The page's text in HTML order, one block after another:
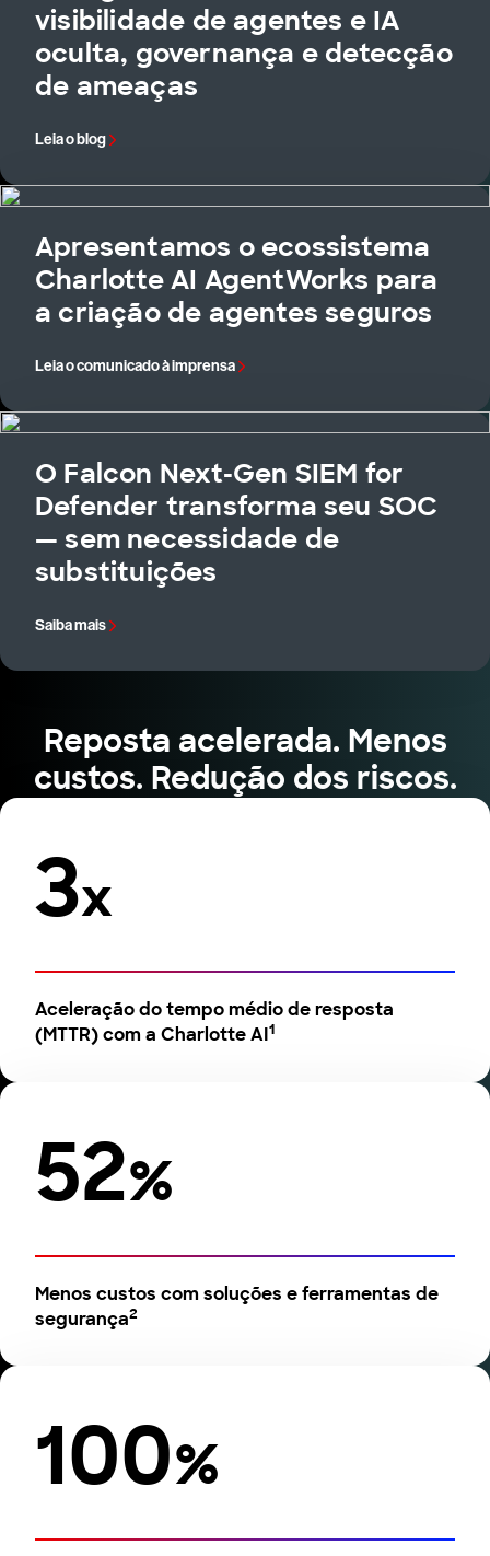
visibilidade de agentes e IA
oculta, governança e detecção
de ameaças
Leia o blog
Apresentamos o ecossistema
Charlotte AI AgentWorks para
a criação de agentes seguros
Leia o comunicado à imprensa
O Falcon Next-Gen SIEM for
Defender transforma seu SOC
— sem necessidade de
substituições
Saiba mais
Reposta acelerada. Menos
custos. Redução dos riscos.
3x
Aceleração do tempo médio de resposta
(MTTR) com a Charlotte AI1
52%
Menos custos com soluções e ferramentas de
segurança2
100%